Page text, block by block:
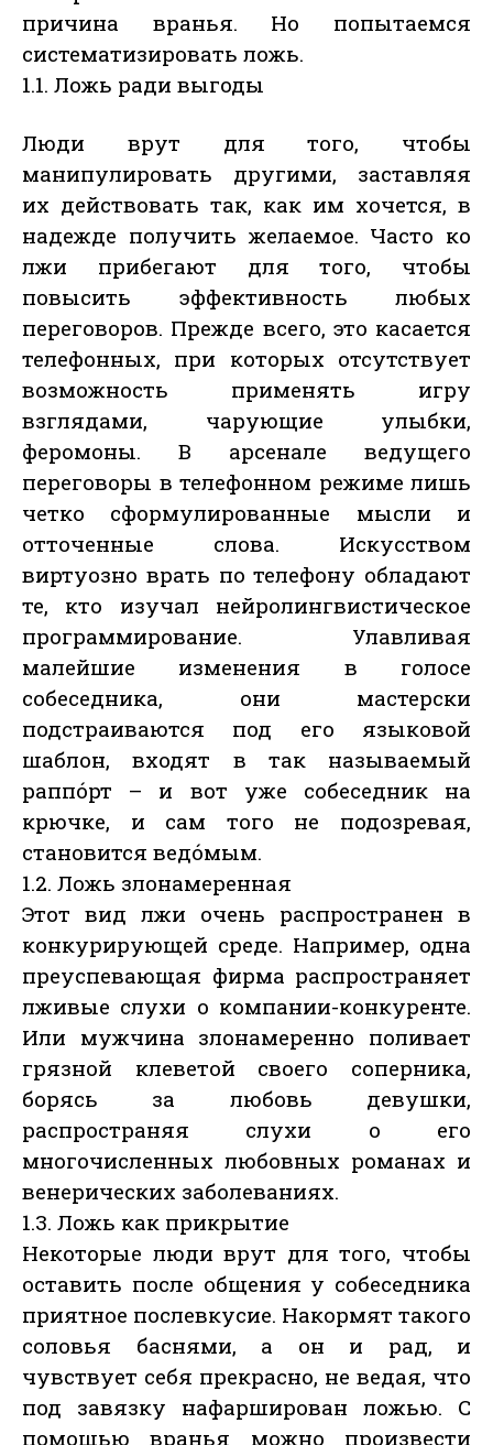
причина вранья. Но попытаемся
систематизировать ложь.
1.1. Ложь ради выгоды
Люди врут для того, чтобы
манипулировать другими, заставляя
их действовать так, как им хочется, в
надежде получить желаемое. Часто ко
лжи прибегают для того, чтобы
повысить эффективность любых
переговоров. Прежде всего, это касается
телефонных, при которых отсутствует
возможность применять игру
взглядами, чарующие улыбки,
феромоны. В арсенале ведущего
переговоры в телефонном режиме лишь
четко сформулированные мысли и
отточенные слова. Искусством
виртуозно врать по телефону обладают
те, кто изучал нейролингвистическое
программирование. Улавливая
малейшие изменения в голосе
собеседника, они мастерски
подстраиваются под его языковой
шаблон, входят в так называемый
раппо́рт – и вот уже собеседник на
крючке, и сам того не подозревая,
становится ведо́мым.
1.2. Ложь злонамеренная
Этот вид лжи очень распространен в
конкурирующей среде. Например, одна
преуспевающая фирма распространяет
лживые слухи о компании-конкуренте.
Или мужчина злонамеренно поливает
грязной клеветой своего соперника,
борясь за любовь девушки,
распространяя слухи о его
многочисленных любовных романах и
венерических заболеваниях.
1.3. Ложь как прикрытие
Некоторые люди врут для того, чтобы
оставить после общения у собеседника
приятное послевкусие. Накормят такого
соловья баснями, а он и рад, и
чувствует себя прекрасно, не ведая, что
под завязку нафарширован ложью. С
помощью вранья можно произвести